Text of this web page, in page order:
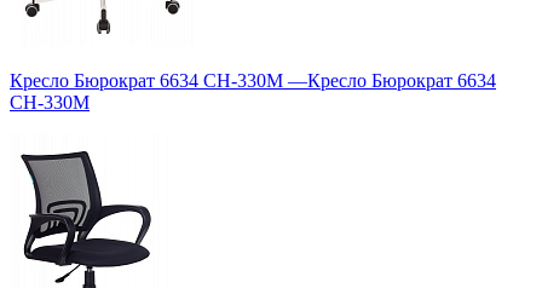
Кресло Бюрократ 6634 CH-330M —Кресло Бюрократ 6634
CH-330M